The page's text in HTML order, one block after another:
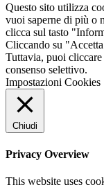
Questo sito utilizza
vuoi saperne di più o
clicca sul tasto
Cliccando su
Tuttavia, puoi
consenso selettivo.
Impostazioni Cookies
Chiudi
Privacy Overview
This website uses